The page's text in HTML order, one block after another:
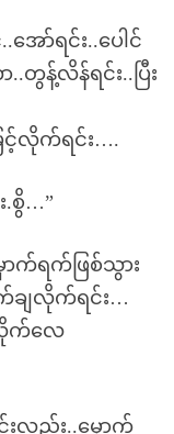
ာ်ရင်း..ပေါင်
န့်လိန်ရင်း..ပြီး
လိုက်ရင်း….
.စွိ…”
က်ရက်ဖြစ်သွား
က်ချလိုက်ရင်း…
က်လေ
င်းလည်း..မှောက်